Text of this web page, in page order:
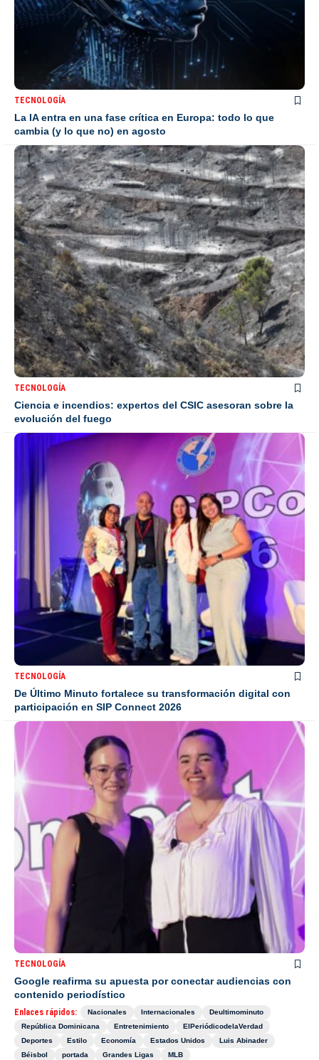
TECNOLOGÍA
La IA entra en una fase crítica en Europa: todo lo que
cambia (y lo que no) en agosto
TECNOLOGÍA
Ciencia e incendios: expertos del CSIC asesoran sobre la
evolución del fuego
TECNOLOGÍA
De Último Minuto fortalece su transformación digital con
participación en SIP Connect 2026
TECNOLOGÍA
Google reafirma su apuesta por conectar audiencias con
contenido periodístico
Enlaces rápidos: Nacionales Internacionales
Deultimominuto
República Dominicana
Entretenimiento
ElPeriódicodelaVerdad
Deportes
Estilo Economía Estados Unidos
Luis Abinader
Béisbol
portada Grandes Ligas MLB